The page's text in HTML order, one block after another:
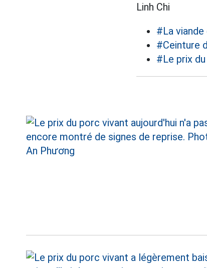
Linh Chi
#La
#Ceinture
#Le prix